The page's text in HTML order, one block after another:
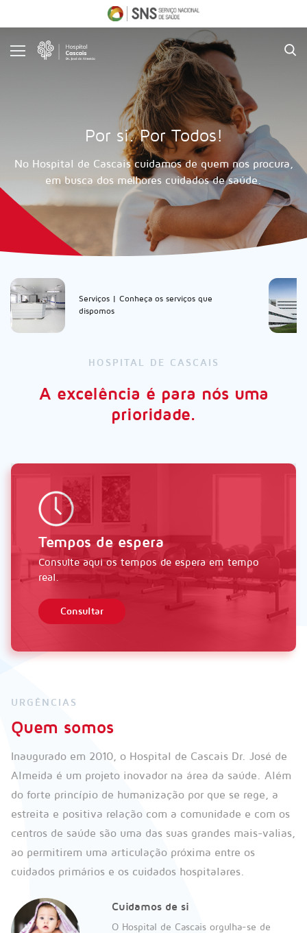
O
Hospital
Comunicação
Emprego
000
Por si. Por Todos!
No Hospital de Cascais cuidamos de quem nos procura,
em busca dos melhores cuidados de saúde.
Serviços | Conheça os serviços que
dispomos
HOSPITAL DE CASCAIS
A excelência é para nós uma
prioridade.
Tempos de espera
Consulte aqui os tempos de espera em tempo
real.
Consultar
URGÊNCIAS
Quem somos
Inaugurado em 2010, o Hospital de Cascais Dr. José de
Almeida é um projeto inovador na área da saúde. Além
do forte princípio de humanização por que se rege, a
estreita e positiva relação com a comunidade e com os
centros de saúde são uma das suas grandes mais-valias,
ao permitirem uma articulação próxima entre os
cuidados primários e os cuidados hospitalares.
Cuidamos de si
O Hospital de Cascais orgulha-se de